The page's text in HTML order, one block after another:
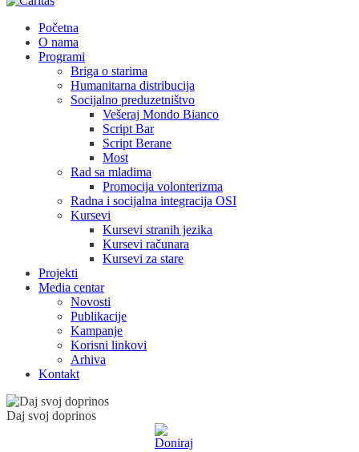
Početna
O nama
Programi
Briga o starima
Humanitarna distribucija
Socijalno preduzetništvo
Vešeraj Mondo Bianco
Script Bar
Script Berane
Most
Rad sa mladima
Promocija volonterizma
Radna i socijalna integracija OSI
Kursevi
Kursevi stranih jezika
Kursevi računara
Kursevi za stare
Projekti
Media centar
Novosti
Publikacije
Kampanje
Korisni linkovi
Arhiva
Kontakt
Daj svoj doprinos